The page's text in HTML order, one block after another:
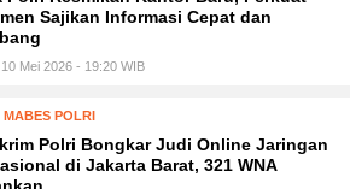
Sajikan Informasi Cepat dan
Mei 2026 - 19:20 WIB
MABES POLRI
Polri Bongkar Judi Online Jaringan
di Jakarta Barat, 321 WNA